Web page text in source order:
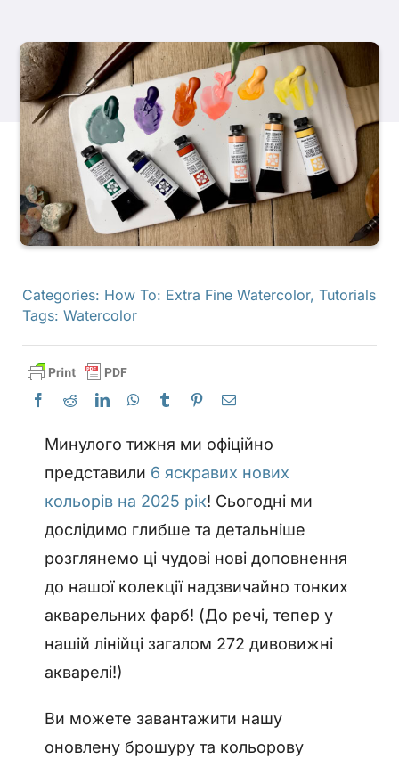
Продукти
Події
Блог
Ресурси
Підписатися
Categories: How To: Extra Fine Watercolor, Tutorials
Tags: Watercolor
Минулого тижня ми офіційно
представили 6 яскравих нових
кольорів на 2025 рік! Сьогодні ми
дослідимо глибше та детальніше
розглянемо ці чудові нові доповнення
до нашої колекції надзвичайно тонких
акварельних фарб! (До речі, тепер у
нашій лінійці загалом 272 дивовижні
акварелі!)
Ви можете завантажити нашу
оновлену брошуру та кольорову